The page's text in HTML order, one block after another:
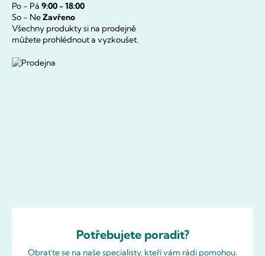
Po - Pá 9:00 - 18:00
So - NeZavřeno
Všechny produkty si na prodejně
můžete prohlédnout a vyzkoušet.
Potřebujete poradit?
Obraťte se na naše specialisty, kteří vám rádi pomohou.